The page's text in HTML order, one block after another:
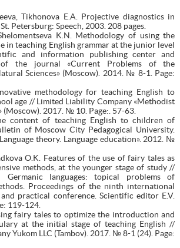
Tikhonova E.A. Projective diagnostics in
Petersburg: Speech, 2003. 208 pages.
K.N. Methodology of using the
in teaching English grammar at the junior level
and information publishing center and
the journal «Current Problems of the
Sciences» (Moscow). 2014. № 8-1. Page:
methodology for teaching English to
age // Limited Liability Company «Methodist
(Moscow). 2017. № 10. Page:. 57-63.
content of teaching English to children of
of Moscow City Pedagogical University.
theory. Language education». 2012. №
O.K. Features of the use of fairy tales as
methods, at the younger stage of study //
Germanic languages: topical problems of
Proceedings of the ninth international
practical conference. Scientific editor E.V.
119-124.
fairy tales to optimize the introduction and
at the initial stage of teaching English //
Yukom LLC (Tambov). 2017. № 8-1 (24). Page: